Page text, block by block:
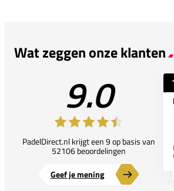
Wat zeggen onze klanten
9.0
PadelDirect.nl krijgt een 9 op basis van
52106 beoordelingen
Geef je mening